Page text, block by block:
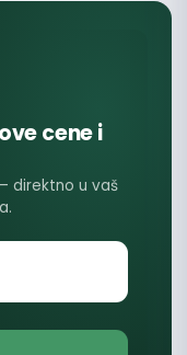
cene i
direktno u vaš